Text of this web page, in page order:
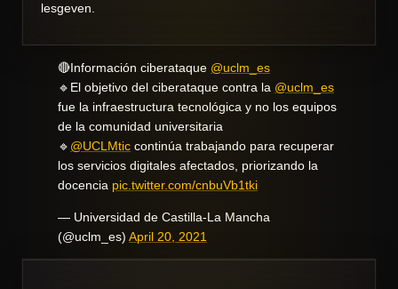
lesgeven.
🔴Información ciberataque @uclm_es
🔹El objetivo del ciberataque contra la @uclm_es
fue la infraestructura tecnológica y no los equipos
de la comunidad universitaria
🔹 @UCLMtic continúa trabajando para recuperar
los servicios digitales afectados, priorizando la
docencia pic.twitter.com/cnbuVb1tki
— Universidad de Castilla-La Mancha
(@uclm_es) April 20, 2021